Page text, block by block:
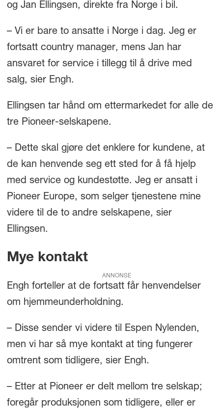
og Jan Ellingsen, direkte fra Norge i bil.
– Vi er bare to ansatte i Norge i dag. Jeg er
fortsatt country manager, mens Jan har
ansvaret for service i tillegg til å drive med
salg, sier Engh.
Ellingsen tar hånd om ettermarkedet for alle de
tre Pioneer-selskapene.
– Dette skal gjøre det enklere for kundene, at
de kan henvende seg ett sted for å få hjelp
med service og kundestøtte. Jeg er ansatt i
Pioneer Europe, som selger tjenestene mine
videre til de to andre selskapene, sier
Ellingsen.
Mye kontakt
ANNONSE
Engh forteller at de fortsatt får henvendelser
om hjemmeunderholdning.
– Disse sender vi videre til Espen Nylenden,
men vi har så mye kontakt at ting fungerer
omtrent som tidligere, sier Engh.
– Etter at Pioneer er delt mellom tre selskap;
foregår produksjonen som tidligere, eller er